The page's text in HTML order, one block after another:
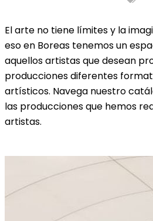
El arte no tiene límites y la
eso en Boreas tenemos un
aquellos artistas que desean
producciones diferentes
artísticos. Navega nuestro
las producciones que hemos
artistas.